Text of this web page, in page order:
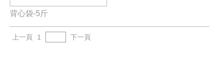
背心袋-5斤
上一頁 1 下一頁